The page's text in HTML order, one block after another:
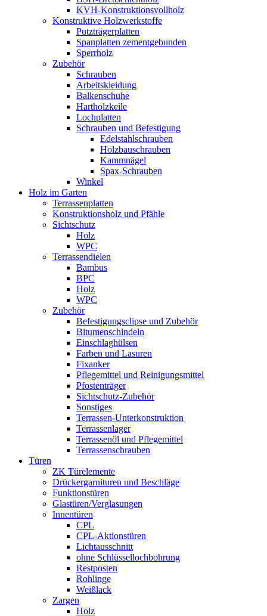
KVH-Konstruktionsvollholz
Konstruktive Holzwerkstoffe
Putzträgerplatten
Spanplatten zementgebunden
Sperrholz
Zubehör
Schrauben
Arbeitskleidung
Balkenschuhe
Hartholzkeile
Lochplatten
Schrauben und Befestigung
Edelstahlschrauben
Holzbauschrauben
Kammnägel
Spax-Schrauben
Winkel
Holz im Garten
Terrassenplatten
Konstruktionsholz und Pfähle
Sichtschutz
Holz
WPC
Terrassendielen
Bambus
BPC
Holz
WPC
Zubehör
Befestigungsclipse und Zubehör
Bitumenschindeln
Einschlaghülsen
Farben und Lasuren
Fixanker
Pflegemittel und Reinigungsmittel
Pfostenträger
Sichtschutz-Zubehör
Sonstiges
Terrassen-Unterkonstruktion
Terrassenlager
Terrassenöl und Pflegemittel
Terrassenschrauben
Türen
ZK Türelemente
Drückergarnituren und Beschläge
Funktionstüren
Glastüren/Verglasungen
Innentüren
CPL
CPL-Aktionstüren
Lichtausschnitt
ohne Schlüssellochbohrung
Restposten
Rohlinge
Weißlack
Zargen
Holz